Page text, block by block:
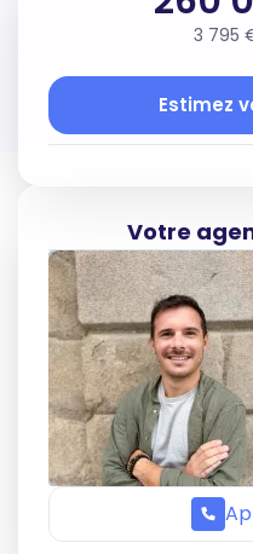
3 795
Estimez
Votre